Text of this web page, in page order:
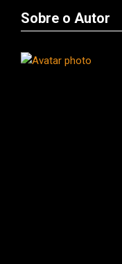
Sobre o Autor